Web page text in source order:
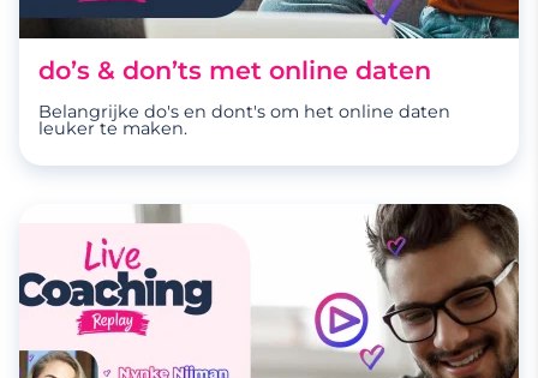
do’s & don’ts met online daten
Belangrijke do's en dont's om het online daten
leuker te maken.